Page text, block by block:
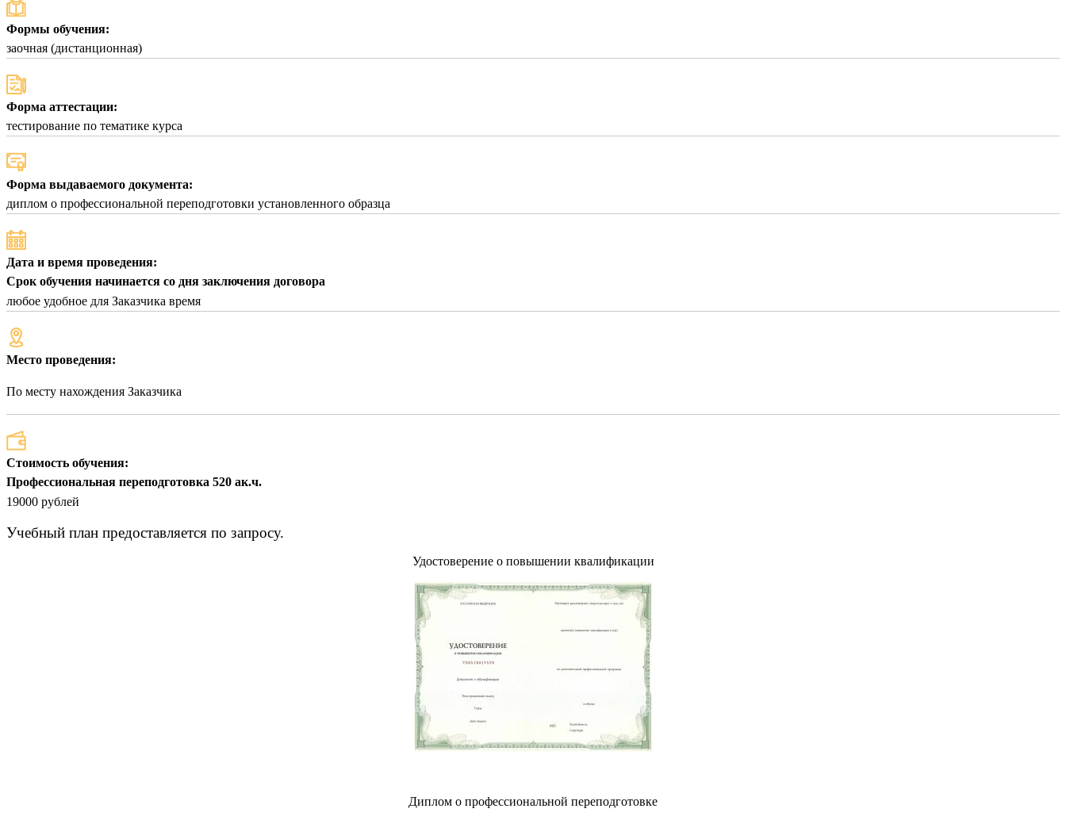
Формы обучения:
заочная (дистанционная)
Форма аттестации:
тестирование по тематике курса
Форма выдаваемого документа:
диплом о профессиональной переподготовки установленного образца
Дата и время проведения:
Срок обучения начинается со дня заключения договора
любое удобное для Заказчика время
Место проведения:
По месту нахождения Заказчика
Стоимость обучения:
Профессиональная переподготовка 520 ак.ч.
19000 рублей
Учебный план предоставляется по запросу.
Удостоверение о повышении квалификации
Диплом о профессиональной переподготовке